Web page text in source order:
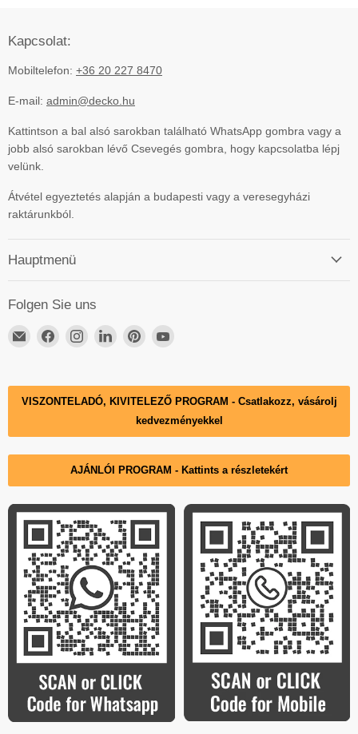
Kapcsolat:
Mobiltelefon: +36 20 227 8470
E-mail: admin@decko.hu
Kattintson a bal alsó sarokban található WhatsApp gombra vagy a
jobb alsó sarokban lévő Csevegés gombra, hogy kapcsolatba lépj
velünk.
Átvétel egyeztetés alapján a budapesti vagy a veresegyházi
raktárunkból.
Hauptmenü
Folgen Sie uns
Email
Finden
auf
Facebook
Finden
auf
Instagram
Finden
auf
LinkedIn
Finden
auf
Pinterest
auf
YouTube
VISZONTELADÓ, KIVITELEZŐ PROGRAM - Csatlakozz, vásárolj
kedvezményekkel
AJÁNLÓI PROGRAM - Kattints a részletekért